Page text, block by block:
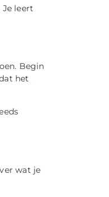
leert
Begin
het
wat je